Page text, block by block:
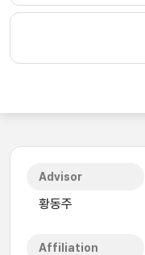
Advisor
황동주
Affiliation